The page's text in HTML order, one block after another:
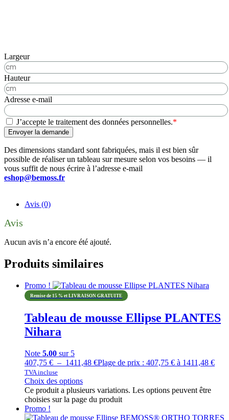
Largeur
Hauteur
Adresse e-mail
J’accepte le traitement des données personnelles.*
Envoyer la demande
Des dimensions standard sont fabriquées, mais il est bien sûr
possible de réaliser un tableau sur mesure selon vos besoins — il
vous suffit de nous écrire à l’adresse e-mail
eshop@bemoss.fr
Avis (0)
Avis
Aucun avis n’a encore été ajouté.
Produits similaires
Promo !
Remise de 15 % et LIVRAISON GRATUITE
Tableau de mousse Ellipse PLANTES
Nihara
Note 5.00 sur 5
407,75 € – 1411,48 €Plage de prix : 407,75 € à 1411,48 €
TVA incluse
Choix des options
Ce produit a plusieurs variations. Les options peuvent être
choisies sur la page du produit
Promo !